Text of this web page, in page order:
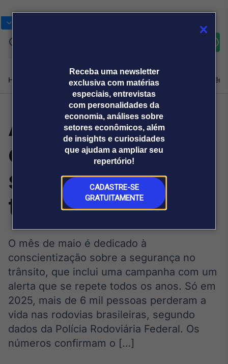
Receba uma newsletter
exclusiva com matérias
especiais, entrevistas
com personalidades da
economia, análises sobre
setores econômicos, além
de insights e curiosidades
que ajudam a ampliar seu
repertório!
CADASTRE-SE
GRATUITAMENTE
Home Produtos e soluçõesNotíciasBlogWeekend
Broadcast
Broadcast+
O mercado
financeiro em
tempo real
Broadcast
Agro
agronegócio
Broadcast
Político
Os bastidores da
política em
tempo real
Sobre nós Releases Broadcast
Prêmio Broadcast
Analistas
Prêmio Broadcast
Empresas
Agências de
comunicação
Releases
Ações mobilizam
empresas para a
segurança no
trânsito
O mês de maio é dedicado à
conscientização sobre a segurança no
trânsito, que inclui uma campanha com um
alerta que se repete todos os anos. Só em
2025, mais de 6 mil pessoas perderam a
vida nas rodovias brasileiras, segundo
dados da Polícia Rodoviária Federal. Os
números confirmam o […]